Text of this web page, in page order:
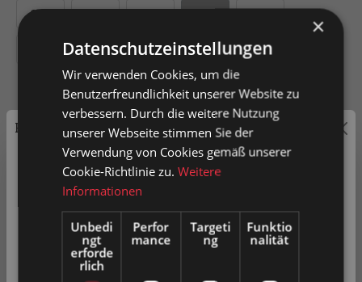
200
300 400 500 600
In den Warenkorb
Artikel-Nr.0052051
Zum Merkzettel hinzufügen
Preisauszeichnung
Privatkunden können Preise mit MwSt. (brutto) und
Geschäftskunden Preise ohne MwSt. (netto) angezeigt
werden.
Bitte wählen Sie Ihre bevorzugte Einstellung:
×
Datenschutzeinstellungen
Wir verwenden Cookies, um die
Benutzerfreundlichkeit unserer Website zu
verbessern. Durch die weitere Nutzung
unserer Webseite stimmen Sie der
Verwendung von Cookies gemäß unserer
Cookie-Richtlinie zu.Weitere
Informationen
Unbedi
ngt
erforde
rlich
Perfor
mance
Targeti
ng
Funktio
nalität